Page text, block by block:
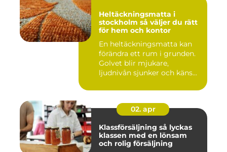
Heltäckningsmatta i
stockholm så väljer du rätt
för hem och kontor
En heltäckningsmatta kan
förändra ett rum i grunden.
Golvet blir mjukare,
ljudnivån sjunker och käns...
02. apr
Klassförsäljning så lyckas
klassen med en lönsam
och rolig försäljning